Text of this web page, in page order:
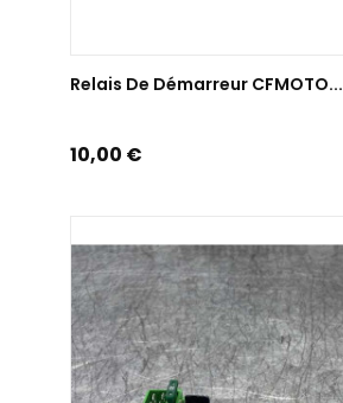
Relais De Démarreur CFMOTO...
Prix
10,00 €